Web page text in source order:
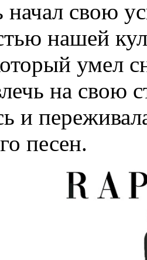
начал свою
нашей
умел
на свою
и
песен.